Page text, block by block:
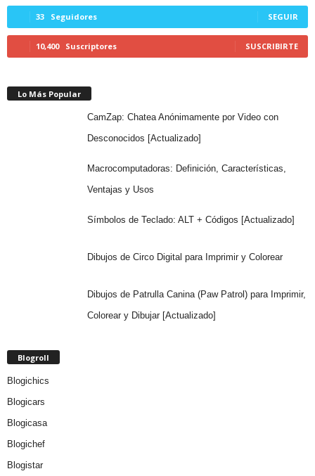
33 Seguidores SEGUIR
10,400 Suscriptores SUSCRIBIRTE
Lo Más Popular
CamZap: Chatea Anónimamente por Video con
Desconocidos [Actualizado]
Macrocomputadoras: Definición, Características,
Ventajas y Usos
Símbolos de Teclado: ALT + Códigos [Actualizado]
Dibujos de Circo Digital para Imprimir y Colorear
Dibujos de Patrulla Canina (Paw Patrol) para Imprimir,
Colorear y Dibujar [Actualizado]
Blogroll
Blogichics
Blogicars
Blogicasa
Blogichef
Blogistar